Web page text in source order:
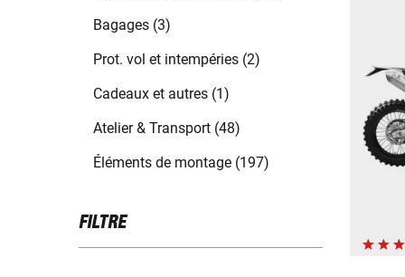
Bagages (3)
Prot. vol et intempéries (2)
Cadeaux et autres (1)
Atelier & Transport (48)
Éléments de montage (197)
FILTRE